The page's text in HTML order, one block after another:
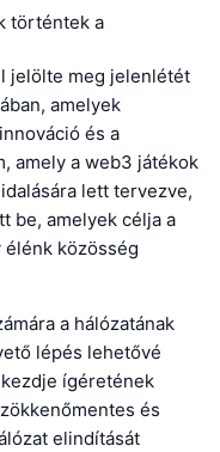
történtek a
jelölte meg jelenlétét
amelyek
és a
amely a web3 játékok
lett tervezve,
be, amelyek célja a
közösség
a hálózatának
lépés lehetővé
ígéretének
és
elindítását